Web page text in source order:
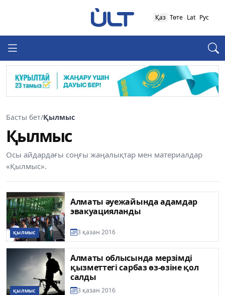
Қаз Төте Lat Рус
Басты бет/Қылмыс
Қылмыс
Осы айдардағы соңғы жаңалықтар мен материалдар
«Қылмыс».
ҚЫЛМЫС
Алматы әуежайында адамдар
эвакуацияланды
3 қазан 2016
ҚЫЛМЫС
Алматы облысында мерзімді
қызметтегі сарбаз өз-өзіне қол
салды
3 қазан 2016